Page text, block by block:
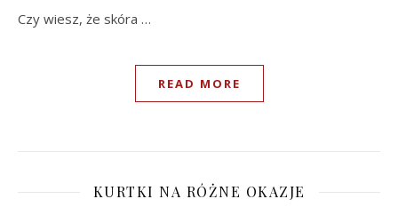
Czy wiesz, że skóra …
READ MORE
KURTKI NA RÓŻNE OKAZJE